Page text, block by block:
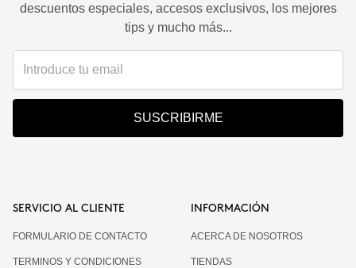
descuentos especiales, accesos exclusivos, los mejores
tips y mucho más...
SUSCRIBIRME
SERVICIO AL CLIENTE
FORMULARIO DE CONTACTO
TERMINOS Y CONDICIONES
INFORMACIÓN
ACERCA DE NOSOTROS
TIENDAS